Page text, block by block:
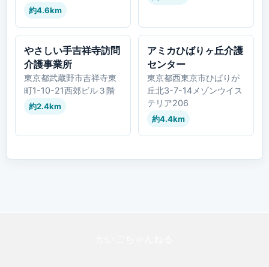
約4.6km
やさしい手吉祥寺訪問
介護事業所
東京都武蔵野市吉祥寺東
町1-10-21西郊ビル３階
約2.4km
アミカひばりヶ丘介護
センター
東京都西東京市ひばりが
丘北3-7-14メゾンウイス
テリア206
約4.4km